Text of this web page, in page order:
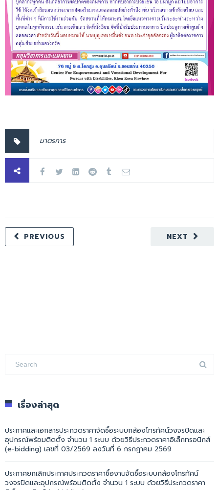
มาตรการ
NEXT
PREVIOUS
เรื่องล่าสุด
ประกาศและเอกสารประกวดราคาจัดซื้อระบบกล้องโทรทัศน์วงจรปิดและ
อุปกรณ์พร้อมติดตั้ง จำนวน 1 ระบบ ด้วยวิธีประกวดราคาอิเล็กทรอนิกส์
(e-bidding) เลขที่ 03/2569 ลงวันที่ 6 กรกฎาคม 2569
ประกาศยกเลิกประกาศประกวดราคาซื้องานจัดซื้อระบบกล้องโทรทัศน์
วงจรปิดและอุปกรณ์พร้อมติดตั้ง จำนวน 1 ระบบ ด้วยวิธีประกวดราคา